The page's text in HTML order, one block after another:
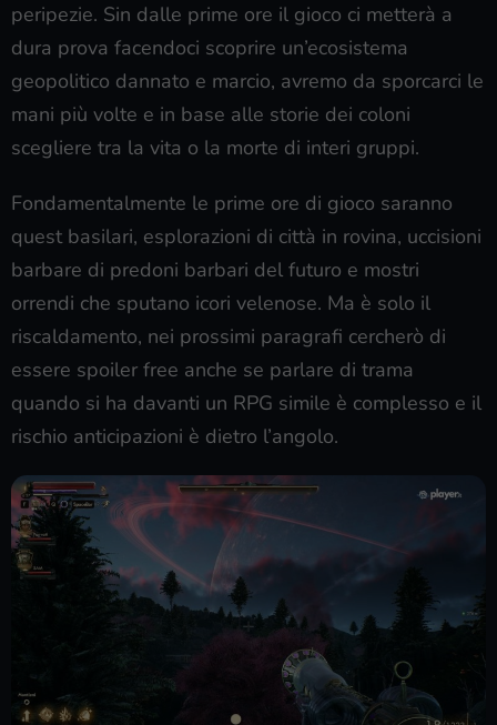
peripezie. Sin dalle prime ore il gioco ci metterà a
dura prova facendoci scoprire un’ecosistema
geopolitico dannato e marcio, avremo da sporcarci le
mani più volte e in base alle storie dei coloni
scegliere tra la vita o la morte di interi gruppi.
Fondamentalmente le prime ore di gioco saranno
quest basilari, esplorazioni di città in rovina, uccisioni
barbare di predoni barbari del futuro e mostri
orrendi che sputano icori velenose. Ma è solo il
riscaldamento, nei prossimi paragrafi cercherò di
essere spoiler free anche se parlare di trama
quando si ha davanti un RPG simile è complesso e il
rischio anticipazioni è dietro l’angolo.